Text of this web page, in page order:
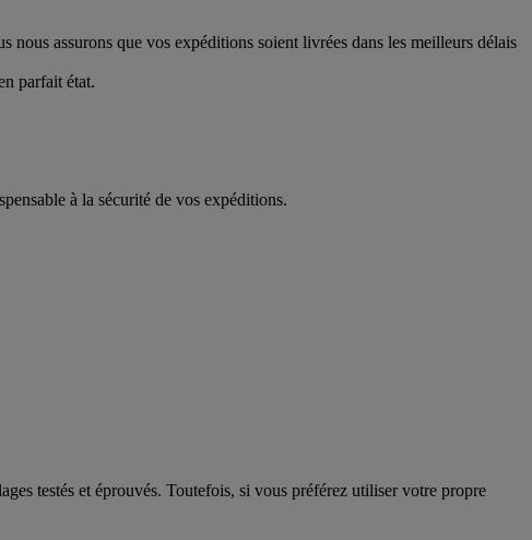
assurons que vos expéditions soient livrées dans les meilleurs délais
parfait état.
à la sécurité de vos expéditions.
testés et éprouvés. Toutefois, si vous préférez utiliser votre propre